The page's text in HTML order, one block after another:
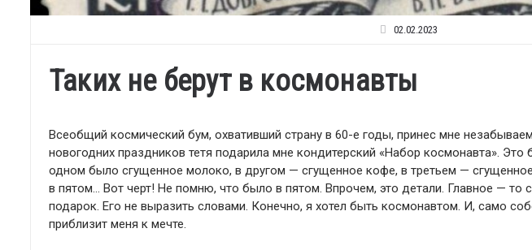
02.02.2023
Таких не берут в космонавты
Всеобщий космический бум, охвативший страну в 60-е годы, принес мне
новогодних праздников тетя подарила мне кондитерский «Набор космонавта».
одном было сгущенное молоко, в другом — сгущенное кофе, в третьем —
в пятом… Вот черт! Не помню, что было в пятом. Впрочем, это детали. Главное — то
подарок. Его не выразить словами. Конечно, я хотел быть космонавтом. И, само
приблизит меня к мечте.